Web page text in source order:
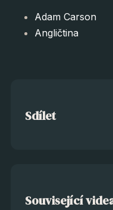
Adam Carson
Angličtina
Sdílet
Související